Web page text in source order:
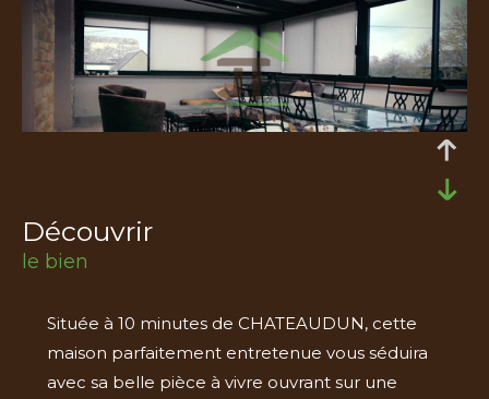
découvrir
le bien
Située à 10 minutes de CHATEAUDUN, cette
maison parfaitement entretenue vous séduira
avec sa belle pièce à vivre ouvrant sur une